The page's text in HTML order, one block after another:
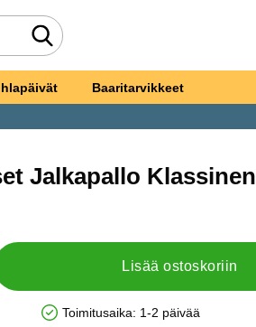
Tee haku
Baaritarvikkeet
Jalkapallo Klassinen
Lisää ostoskoriin
Saatavuus: Varastossa
Toimitusaika: 1-2 päivää